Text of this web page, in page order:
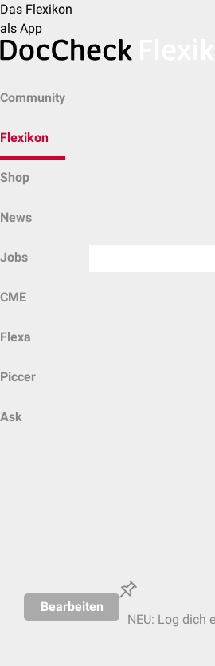
Das Flexikon
als App
Community
Flexikon
Shop
News
Jobs
CME
Flexa
Piccer
Ask
Bearbeiten
NEU: Log dich